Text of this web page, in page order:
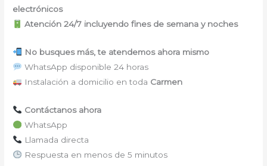
electrónicos
Atención 24/7 incluyendo fines de semana y noches
No busques más, te atendemos ahora mismo
WhatsApp disponible 24 horas
Instalación a domicilio en toda Carmen
Contáctanos ahora
WhatsApp
Llamada directa
Respuesta en menos de 5 minutos